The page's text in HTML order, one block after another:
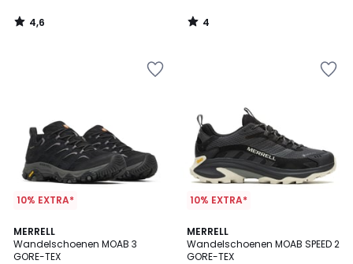
4,6
/
4
/
10% EXTRA*
MERRELL
Wandelschoenen MOAB 3
GORE-TEX
4,6
/ 5
10% EXTRA*
MERRELL
Wandelschoenen MOAB SPEED 2
GORE-TEX
4,1
/ 5